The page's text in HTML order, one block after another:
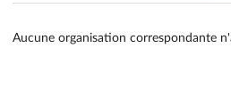
Aucune organisation correspondante